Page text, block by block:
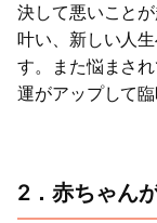
決して悪いこと
叶い、新しい人
す。また悩まさ
運がアップして
2．赤ちゃん